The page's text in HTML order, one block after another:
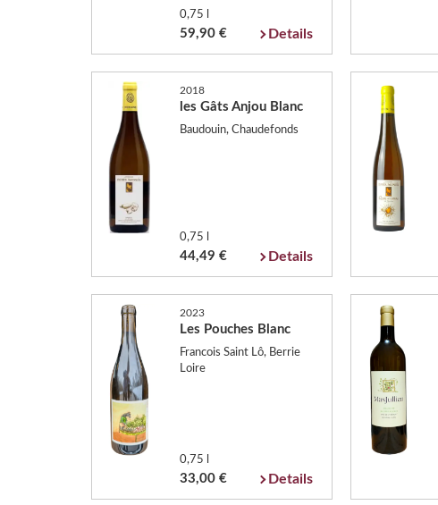
0,75 l
59,90 € Details
2018
les Gâts Anjou Blanc
Baudouin, Chaudefonds
0,75 l
44,49 € Details
2023
Les Pouches Blanc
Francois Saint Lô, Berrie
Loire
0,75 l
33,00 € Details